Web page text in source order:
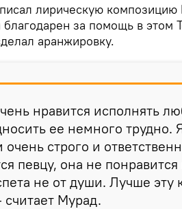
лирическую
за помощь в этом
аранжировку.
нравится исполнять
ее немного трудно.
очень строго и
певцу, она не
не от души. Лучше
считает Мурад.